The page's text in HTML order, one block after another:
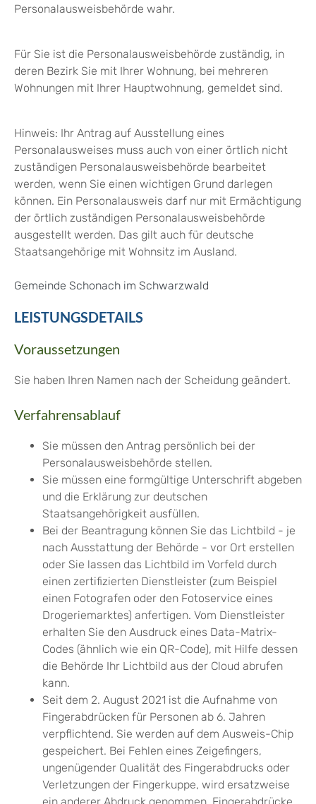
Personalausweisbehörde wahr.
Für Sie ist die Personalausweisbehörde zuständig, in
deren Bezirk Sie mit Ihrer Wohnung, bei mehreren
Wohnungen mit Ihrer Hauptwohnung, gemeldet sind.
Hinweis: Ihr Antrag auf Ausstellung eines
Personalausweises muss auch von einer örtlich nicht
zuständigen Personalausweisbehörde bearbeitet
werden, wenn Sie einen wichtigen Grund darlegen
können. Ein Personalausweis darf nur mit Ermächtigung
der örtlich zuständigen Personalausweisbehörde
ausgestellt werden. Das gilt auch für deutsche
Staatsangehörige mit Wohnsitz im Ausland.
Gemeinde Schonach im Schwarzwald
LEISTUNGSDETAILS
Voraussetzungen
Sie haben Ihren Namen nach der Scheidung geändert.
Verfahrensablauf
Sie müssen den Antrag persönlich bei der
Personalausweisbehörde stellen.
Sie müssen eine formgültige Unterschrift abgeben
und die Erklärung zur deutschen
Staatsangehörigkeit ausfüllen.
Bei der Beantragung können Sie das Lichtbild - je
nach Ausstattung der Behörde - vor Ort erstellen
oder Sie lassen das Lichtbild im Vorfeld durch
einen zertifizierten Dienstleister (zum Beispiel
einen Fotografen oder den Fotoservice eines
Drogeriemarktes) anfertigen. Vom Dienstleister
erhalten Sie den Ausdruck eines Data-Matrix-
Codes (ähnlich wie ein QR-Code), mit Hilfe dessen
die Behörde Ihr Lichtbild aus der Cloud abrufen
kann.
Seit dem 2. August 2021 ist die Aufnahme von
Fingerabdrücken für Personen ab 6. Jahren
verpflichtend. Sie werden auf dem Ausweis-Chip
gespeichert. Bei Fehlen eines Zeigefingers,
ungenügender Qualität des Fingerabdrucks oder
Verletzungen der Fingerkuppe, wird ersatzweise